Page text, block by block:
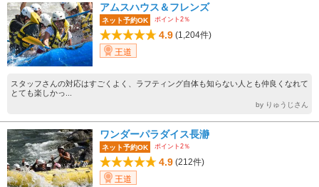
アムスハウス＆フレンズ
ネット予約OK ポイント2％
4.9 (1,204件)
王道
スタッフさんの対応はすごくよく、ラフティング自体も知らない人とも仲良くなれて
とても楽しかっ...
by りゅうじさん
ワンダーパラダイス長瀞
ネット予約OK ポイント2％
4.9 (212件)
王道